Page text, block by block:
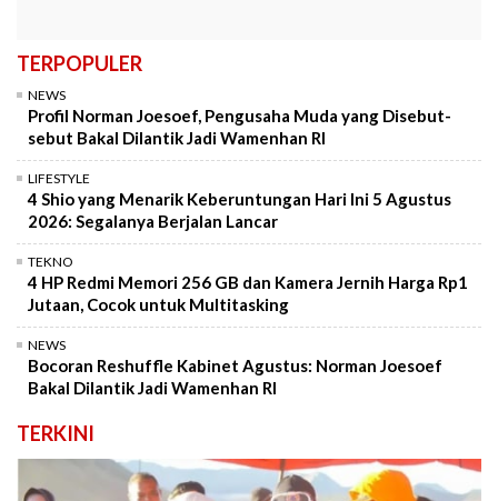
TERPOPULER
NEWS
Profil Norman Joesoef, Pengusaha Muda yang Disebut-
sebut Bakal Dilantik Jadi Wamenhan RI
LIFESTYLE
4 Shio yang Menarik Keberuntungan Hari Ini 5 Agustus
2026: Segalanya Berjalan Lancar
TEKNO
4 HP Redmi Memori 256 GB dan Kamera Jernih Harga Rp1
Jutaan, Cocok untuk Multitasking
NEWS
Bocoran Reshuffle Kabinet Agustus: Norman Joesoef
Bakal Dilantik Jadi Wamenhan RI
TERKINI